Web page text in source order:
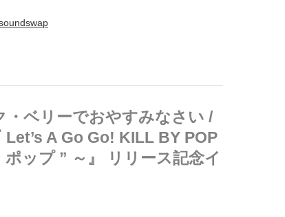
・ベリーでおやすみなさい /
A Go Go! KILL BY POP
ップ ” ～』 リリース記念イ